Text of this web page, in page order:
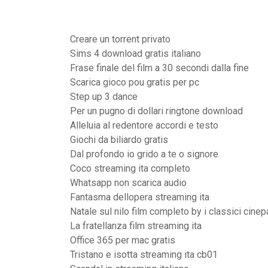
Creare un torrent privato
Sims 4 download gratis italiano
Frase finale del film a 30 secondi dalla fine
Scarica gioco pou gratis per pc
Step up 3 dance
Per un pugno di dollari ringtone download
Alleluia al redentore accordi e testo
Giochi da biliardo gratis
Dal profondo io grido a te o signore
Coco streaming ita completo
Whatsapp non scarica audio
Fantasma dellopera streaming ita
Natale sul nilo film completo by i classici
La fratellanza film streaming ita
Office 365 per mac gratis
Tristano e isotta streaming ita cb01